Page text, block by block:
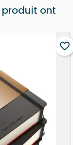
produit ont
favorite_border